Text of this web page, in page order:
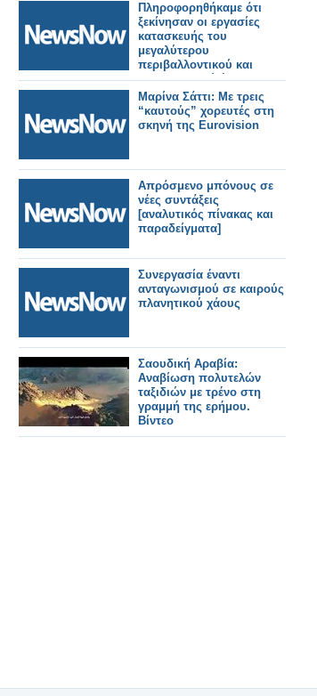
Πληροφορηθήκαμε ότι
ξεκίνησαν οι εργασίες
κατασκευής του
μεγαλύτερου
περιβαλλοντικού και
αναπτυξιακού έργου
πνοής, του βιολογικού
καθαρισμού Βάρνακα,
Κανδήλας και Μύτικα.
Μαρίνα Σάττι: Με τρεις
“καυτούς” χορευτές στη
σκηνή της Eurovision
Απρόσμενο μπόνους σε
νέες συντάξεις
[αναλυτικός πίνακας και
παραδείγματα]
Συνεργασία έναντι
ανταγωνισμού σε καιρούς
πλανητικού χάους
Σαουδική Αραβία:
Αναβίωση πολυτελών
ταξιδιών με τρένο στη
γραμμή της ερήμου.
Βίντεο